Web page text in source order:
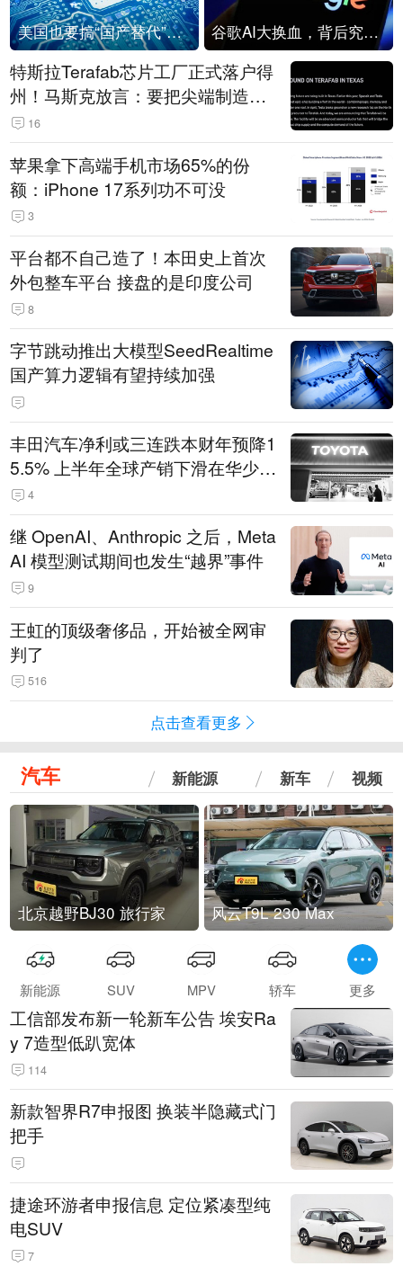
美国也要搞“国产替代”？先算清三笔账 谷歌AI大换血，背后究竟发生了什么？
特斯拉Terafab芯片工厂正式落户得
州！马斯克放言：要把尖端制造带
回美国
16
苹果拿下高端手机市场65%的份
额：iPhone 17系列功不可没
3
平台都不自己造了！本田史上首次
外包整车平台 接盘的是印度公司
8
字节跳动推出大模型SeedRealtime
国产算力逻辑有望持续加强
丰田汽车净利或三连跌本财年预降1
5.5% 上半年全球产销下滑在华少卖
14.3万辆
4
继 OpenAI、Anthropic 之后，Meta
AI 模型测试期间也发生“越界”事件
9
王虹的顶级奢侈品，开始被全网审
判了
516
点击查看更多
汽车 新能源 新车 视频
北京越野BJ30 旅行家 风云T9L 230 Max
新能源 SUV MPV 轿车 更多
工信部发布新一轮新车公告 埃安Ra
y 7造型低趴宽体
114
新款智界R7申报图 换装半隐藏式门
把手
捷途环游者申报信息 定位紧凑型纯
电SUV
7